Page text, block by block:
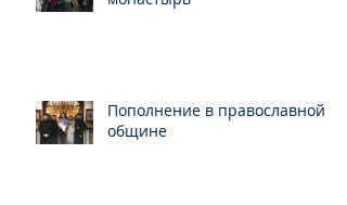
Пополнение в православной
общине